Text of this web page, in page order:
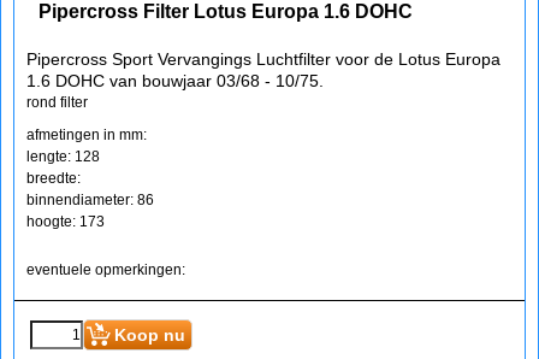
Pipercross Filter Lotus Europa 1.6 DOHC
Pipercross Sport Vervangings Luchtfilter voor de Lotus Europa
1.6 DOHC van bouwjaar 03/68 - 10/75.
rond filter
afmetingen in mm:
lengte: 128
breedte:
binnendiameter: 86
hoogte: 173
eventuele opmerkingen:
Koop nu